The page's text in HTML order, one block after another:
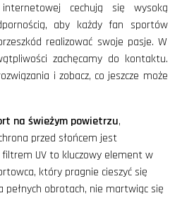
cechują się wysoką
aby każdy fan sportów
realizować swoje pasje. W
zachęcamy do kontaktu.
i zobacz, co jeszcze może
na świeżym powietrzu,
przed słońcem jest
UV to kluczowy element w
który pragnie cieszyć się
pełnych obrotach, nie martwiąc się